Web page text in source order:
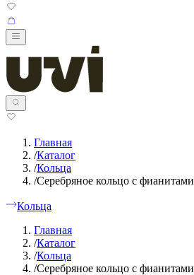
Главная
/Каталог
/Кольца
/Серебряное кольцо с фианитами
Кольца
Главная
/Каталог
/Кольца
/Серебряное кольцо с фианитами